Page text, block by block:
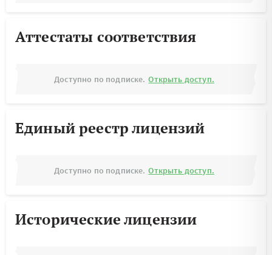
Аттестаты соответствия
Доступно по подписке. Открыть доступ.
Единый реестр лицензий
Доступно по подписке. Открыть доступ.
Исторические лицензии